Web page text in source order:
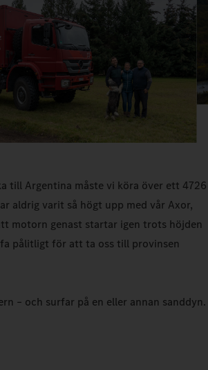
till Argentina måste vi köra över ett 4726
aldrig varit så högt upp med vår Axor,
motorn genast startar igen trots höjden
pålitligt för att ta oss till provinsen
– och surfar på en eller annan sanddyn.